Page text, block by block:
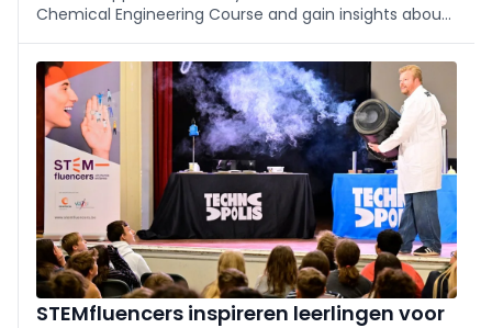
Chemical Engineering Course and gain insights about
This course is tailored for EngD and PhD students,
postdocs, and industry engineers.
STEMfluencers inspireren leerlingen voor